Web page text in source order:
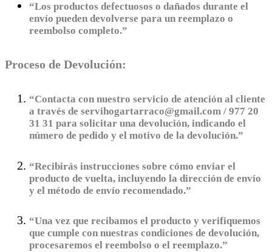
“Los productos defectuosos o dañados durante el
envío pueden devolverse para un reemplazo o
reembolso completo.”
Proceso de Devolución:
“Contacta con nuestro servicio de atención al cliente
a través de servihogartarraco@gmail.com / 977 20
31 31 para solicitar una devolución, indicando el
número de pedido y el motivo de la devolución.”
“Recibirás instrucciones sobre cómo enviar el
producto de vuelta, incluyendo la dirección de envío
y el método de envío recomendado.”
“Una vez que recibamos el producto y verifiquemos
que cumple con nuestras condiciones de devolución,
procesaremos el reembolso o el reemplazo.”